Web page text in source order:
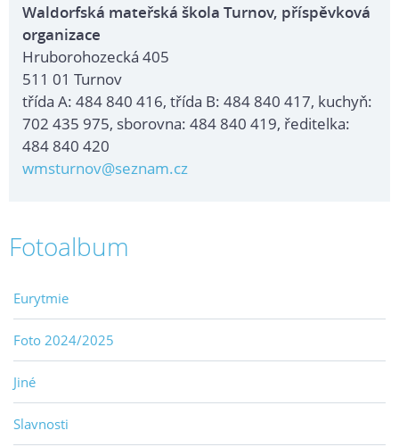
Waldorfská mateřská škola Turnov, příspěvková
organizace
Hruborohozecká 405
511 01 Turnov
třída A: 484 840 416, třída B: 484 840 417, kuchyň:
702 435 975, sborovna: 484 840 419, ředitelka:
484 840 420
wmsturnov@seznam.cz
Fotoalbum
Eurytmie
Foto 2024/2025
Jiné
Slavnosti